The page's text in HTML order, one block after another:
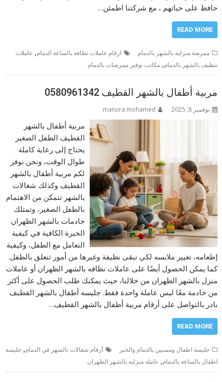
حافظ على حياتهم ، مع شركتنا اطمئن…
READ MORE
ممرضة منزلية بالشهر بالدمام ارقام عاملات نظافة بالساعة الدمام, عاملات
تنظيف بالشهر بالدمام,مكاتب توفير ممرضات بالدمام
مربية أطفال بالشهر القطيف 0580961342
نوفمبر 8, 2025 manora mohamed
مربية أطفال بالشهر
القطيف الطفل الصغير
يحتاج إلى رعاية كاملة
طوال الوقت، ونحن نوفر
لكم مربية أطفال بالشهر
القطيف وكذلك شغالات
بالشهر تتمكن من الاهتمام
بالطفل الصغير، وتمتلك
خادمات بالشهر الظهران
الخبرة الكافية في كيفية
التعامل مع الطفل، وكيفية
إطعامه، تغيير ملابسه لكي تبقى نظيفة وغيرها من أمور تتعلق بالطفل.
كما يمكن الحصول أيضًا على عاملات نظافه بالشهر الظهران أو عاملات
منزل بالشهر الظهران من خلالنا، حيث يمكنك طلب الحصول على أكثر
من خادمة معًا ليس عاملة واحدة فقط. جليسه أطفال بالشهر القطيف
بادر بالتواصل على أرقام مربية أطفال بالشهر القطيف…
READ MORE
جليسة اطفال ومسنين بالدمام والخبر أرقام شغالات بالشهر في الدمام,جليسة
اطفال بالساعة بالدمام, عامله منزليه بالشهر الظهران